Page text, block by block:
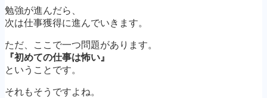
勉強が進んだら、
次は仕事獲得に進んでいきます。
ただ、ここで一つ問題があります。
『初めての仕事は怖い』
ということです。
それもそうですよね。